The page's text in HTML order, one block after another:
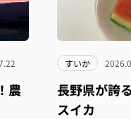
農
すいか
長野県が誇
スイカ